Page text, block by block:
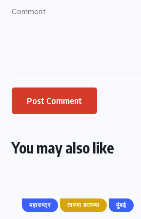
You may also like
महाराष्ट्र ताज्या बातम्या मुंबई